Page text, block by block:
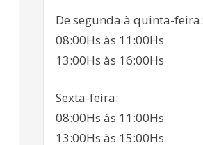
De segunda à quinta-feira:
08:00Hs às 11:00Hs
13:00Hs às 16:00Hs
Sexta-feira:
08:00Hs às 11:00Hs
13:00Hs às 15:00Hs